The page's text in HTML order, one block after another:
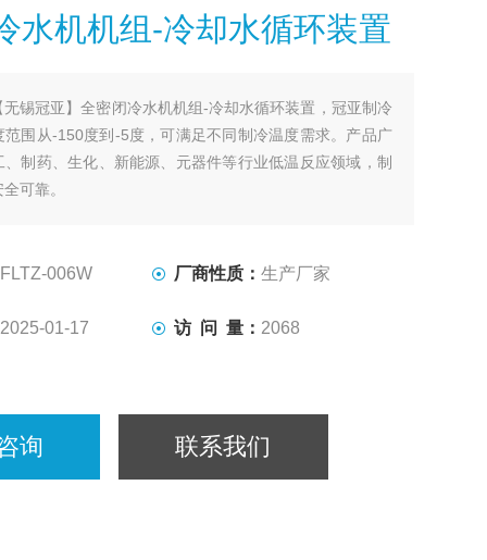
水机机组-冷却水循环装置
无锡冠亚】全密闭冷水机机组-冷却水循环装置，冠亚制冷
范围从-150度到-5度，可满足不同制冷温度需求。产品广
制药、生化、新能源、元器件等行业低温反应领域，制
可靠。
FLTZ-006W 厂商性质：生产厂家
2025-01-17 访 问 量： 2068
询 联系我们